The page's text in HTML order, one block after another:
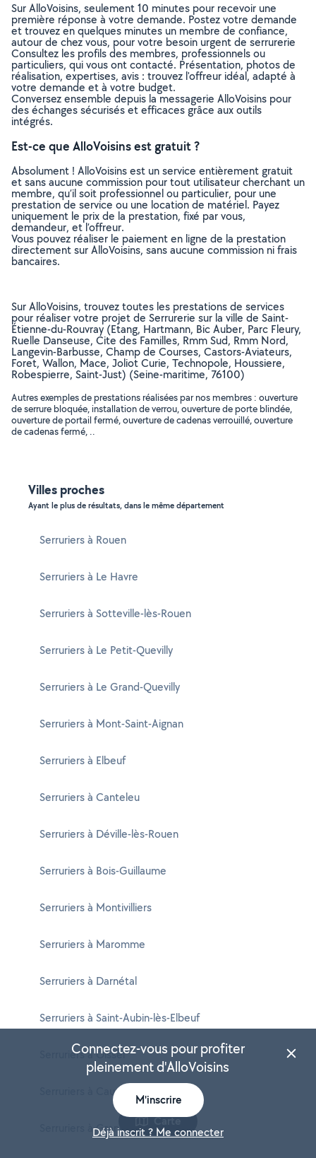
Sur AlloVoisins, seulement 10 minutes pour recevoir une
première réponse à votre demande. Postez votre demande
et trouvez en quelques minutes un membre de confiance,
autour de chez vous, pour votre besoin urgent de serrurerie
Consultez les profils des membres, professionnels ou
particuliers, qui vous ont contacté. Présentation, photos de
réalisation, expertises, avis : trouvez l'offreur idéal, adapté à
votre demande et à votre budget.
Conversez ensemble depuis la messagerie AlloVoisins pour
des échanges sécurisés et efficaces grâce aux outils
intégrés.
Est-ce que AlloVoisins est gratuit ?
Absolument ! AlloVoisins est un service entièrement gratuit
et sans aucune commission pour tout utilisateur cherchant un
membre, qu’il soit professionnel ou particulier, pour une
prestation de service ou une location de matériel. Payez
uniquement le prix de la prestation, fixé par vous,
demandeur, et l’offreur.
Vous pouvez réaliser le paiement en ligne de la prestation
directement sur AlloVoisins, sans aucune commission ni frais
bancaires.
Sur AlloVoisins, trouvez toutes les prestations de services
pour réaliser votre projet de Serrurerie sur la ville de Saint-
Étienne-du-Rouvray (Etang, Hartmann, Bic Auber, Parc Fleury,
Ruelle Danseuse, Cite des Familles, Rmm Sud, Rmm Nord,
Langevin-Barbusse, Champ de Courses, Castors-Aviateurs,
Foret, Wallon, Mace, Joliot Curie, Technopole, Houssiere,
Robespierre, Saint-Just) (Seine-maritime, 76100)
Autres exemples de prestations réalisées par nos membres : ouverture
de serrure bloquée, installation de verrou, ouverture de porte blindée,
ouverture de portail fermé, ouverture de cadenas verrouillé, ouverture
de cadenas fermé, ..
Villes proches
Ayant le plus de résultats, dans le même département
Serruriers à Rouen
Serruriers à Le Havre
Serruriers à Sotteville-lès-Rouen
Serruriers à Le Petit-Quevilly
Serruriers à Le Grand-Quevilly
Serruriers à Mont-Saint-Aignan
Serruriers à Elbeuf
Serruriers à Canteleu
Serruriers à Déville-lès-Rouen
Serruriers à Bois-Guillaume
Serruriers à Montivilliers
Serruriers à Maromme
Serruriers à Darnétal
Serruriers à Saint-Aubin-lès-Elbeuf
Serruriers à Oissel
Serruriers à Caudebec-lès-Elbeuf
Serruriers à Grand-Couronne
Carte
Connectez-vous pour profiter
pleinement d'AlloVoisins
M'inscrire
Déjà inscrit ? Me connecter